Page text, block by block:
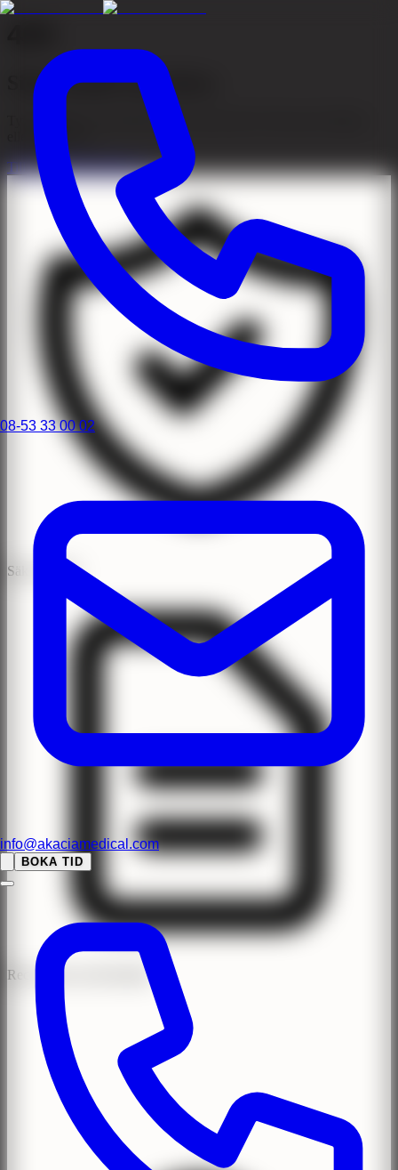
08-53 33 00 02
info@akaciamedical.com
BOKA TID
Sidan kunde inte hittas
Tyvärr kunde vi inte hitta sidan du letar efter. Den kan ha flyttats
eller tagits bort.
Till startsidanKontakta oss
Säker Klinik
Recensioner med BankID